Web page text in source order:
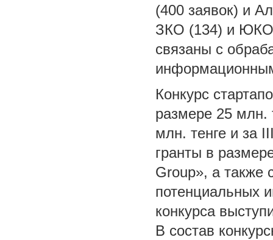
(400 заявок) и
ЗКО (134) и ЮКО
связаны с
Конкурс
размере 25 млн.
млн. тенге и за
гранты в
Group», а также
потенциальных
конкурса
В состав